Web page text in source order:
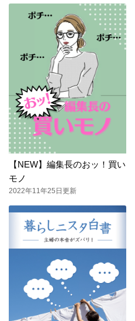
【NEW】編集長のおッ！買い
モノ
2022年11年25日更新